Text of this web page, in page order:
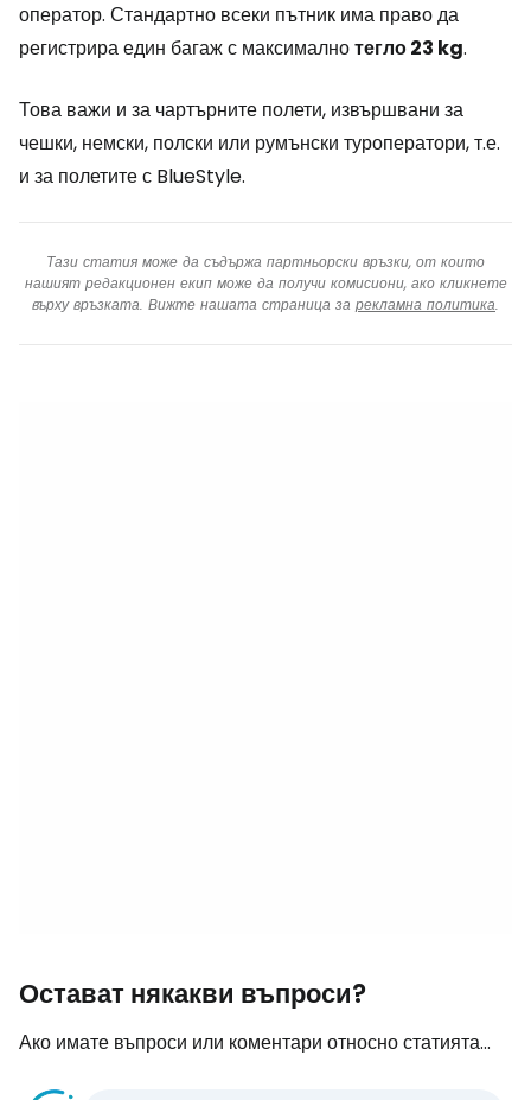
оператор. Стандартно всеки пътник има право да
регистрира един багаж с максималнотегло 23 kg.
Това важи и за чартърните полети, извършвани за
чешки, немски, полски или румънски туроператори, т.е.
и за полетите с BlueStyle.
Тази статия може да съдържа партньорски връзки, от които
нашият редакционен екип може да получи комисиони, ако кликнете
върху връзката. Вижте нашата страница за рекламна политика.
Остават някакви въпроси?
Ако имате въпроси или коментари относно статията...